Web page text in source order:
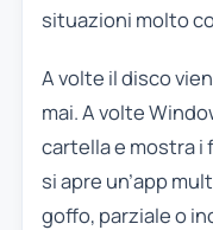
situazioni molto
A volte il disco
mai. A volte
cartella e mostra i
si apre un’app
goffo, parziale o